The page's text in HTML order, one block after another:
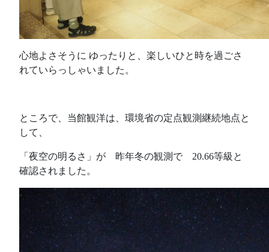
心地よさそうに ゆったりと、楽しいひと時を過ごさ
れていらっしゃいました。
ところで、当館観洋は、環境省の定点観測継続地点と
して、
「夜空の明るさ」が 昨年冬の観測で 20.66等級と
確認されました。